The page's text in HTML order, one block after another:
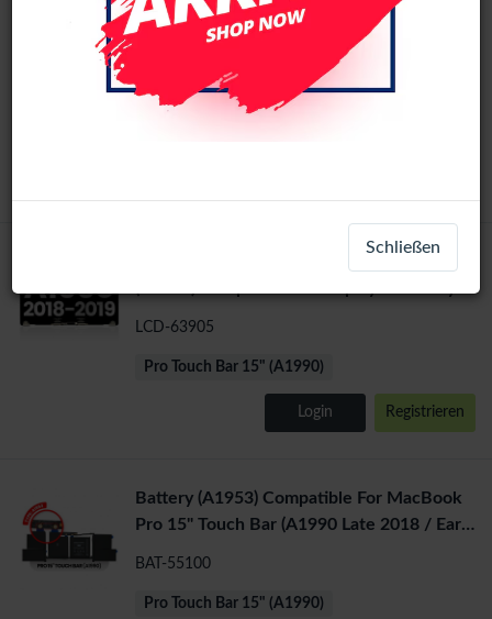
MacBook Pro 15" Touch Bar 2018-2019
(A1990) Complete LCD Display Assembly
LCD-63893
LCD-63905
Pro Touch Bar 15" (A1990)
Login Registrieren
Battery (A1953) Compatible For MacBook
Pro 15" Touch Bar (A1990 Late 2018 / Early
BAT-55100
Pro Touch Bar 15" (A1990)
Schließen